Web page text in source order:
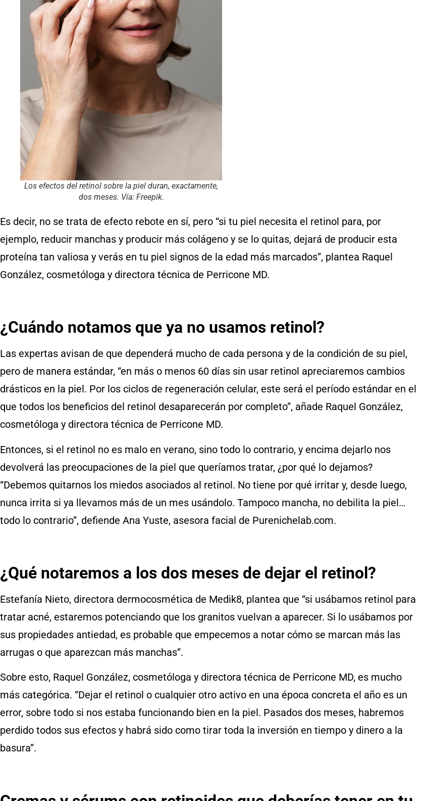
Los efectos del retinol sobre la piel duran, exactamente,
dos meses. Vía: Freepik.
Es decir, no se trata de efecto rebote en sí, pero “si tu piel necesita el retinol para, por
ejemplo, reducir manchas y producir más colágeno y se lo quitas, dejará de producir esta
proteína tan valiosa y verás en tu piel signos de la edad más marcados”, plantea Raquel
González, cosmetóloga y directora técnica de Perricone MD.
¿Cuándo notamos que ya no usamos retinol?
Las expertas avisan de que dependerá mucho de cada persona y de la condición de su piel,
pero de manera estándar, “en más o menos 60 días sin usar retinol apreciaremos cambios
drásticos en la piel. Por los ciclos de regeneración celular, este será el período estándar en el
que todos los beneficios del retinol desaparecerán por completo”, añade Raquel González,
cosmetóloga y directora técnica de Perricone MD.
Entonces, si el retinol no es malo en verano, sino todo lo contrario, y encima dejarlo nos
devolverá las preocupaciones de la piel que queríamos tratar, ¿por qué lo dejamos?
“Debemos quitarnos los miedos asociados al retinol. No tiene por qué irritar y, desde luego,
nunca irrita si ya llevamos más de un mes usándolo. Tampoco mancha, no debilita la piel…
todo lo contrario”, defiende Ana Yuste, asesora facial de Purenichelab.com.
¿Qué notaremos a los dos meses de dejar el retinol?
Estefanía Nieto, directora dermocosmética de Medik8, plantea que “si usábamos retinol para
tratar acné, estaremos potenciando que los granitos vuelvan a aparecer. Si lo usábamos por
sus propiedades antiedad, es probable que empecemos a notar cómo se marcan más las
arrugas o que aparezcan más manchas”.
Sobre esto, Raquel González, cosmetóloga y directora técnica de Perricone MD, es mucho
más categórica. “Dejar el retinol o cualquier otro activo en una época concreta el año es un
error, sobre todo si nos estaba funcionando bien en la piel. Pasados dos meses, habremos
perdido todos sus efectos y habrá sido como tirar toda la inversión en tiempo y dinero a la
basura”.